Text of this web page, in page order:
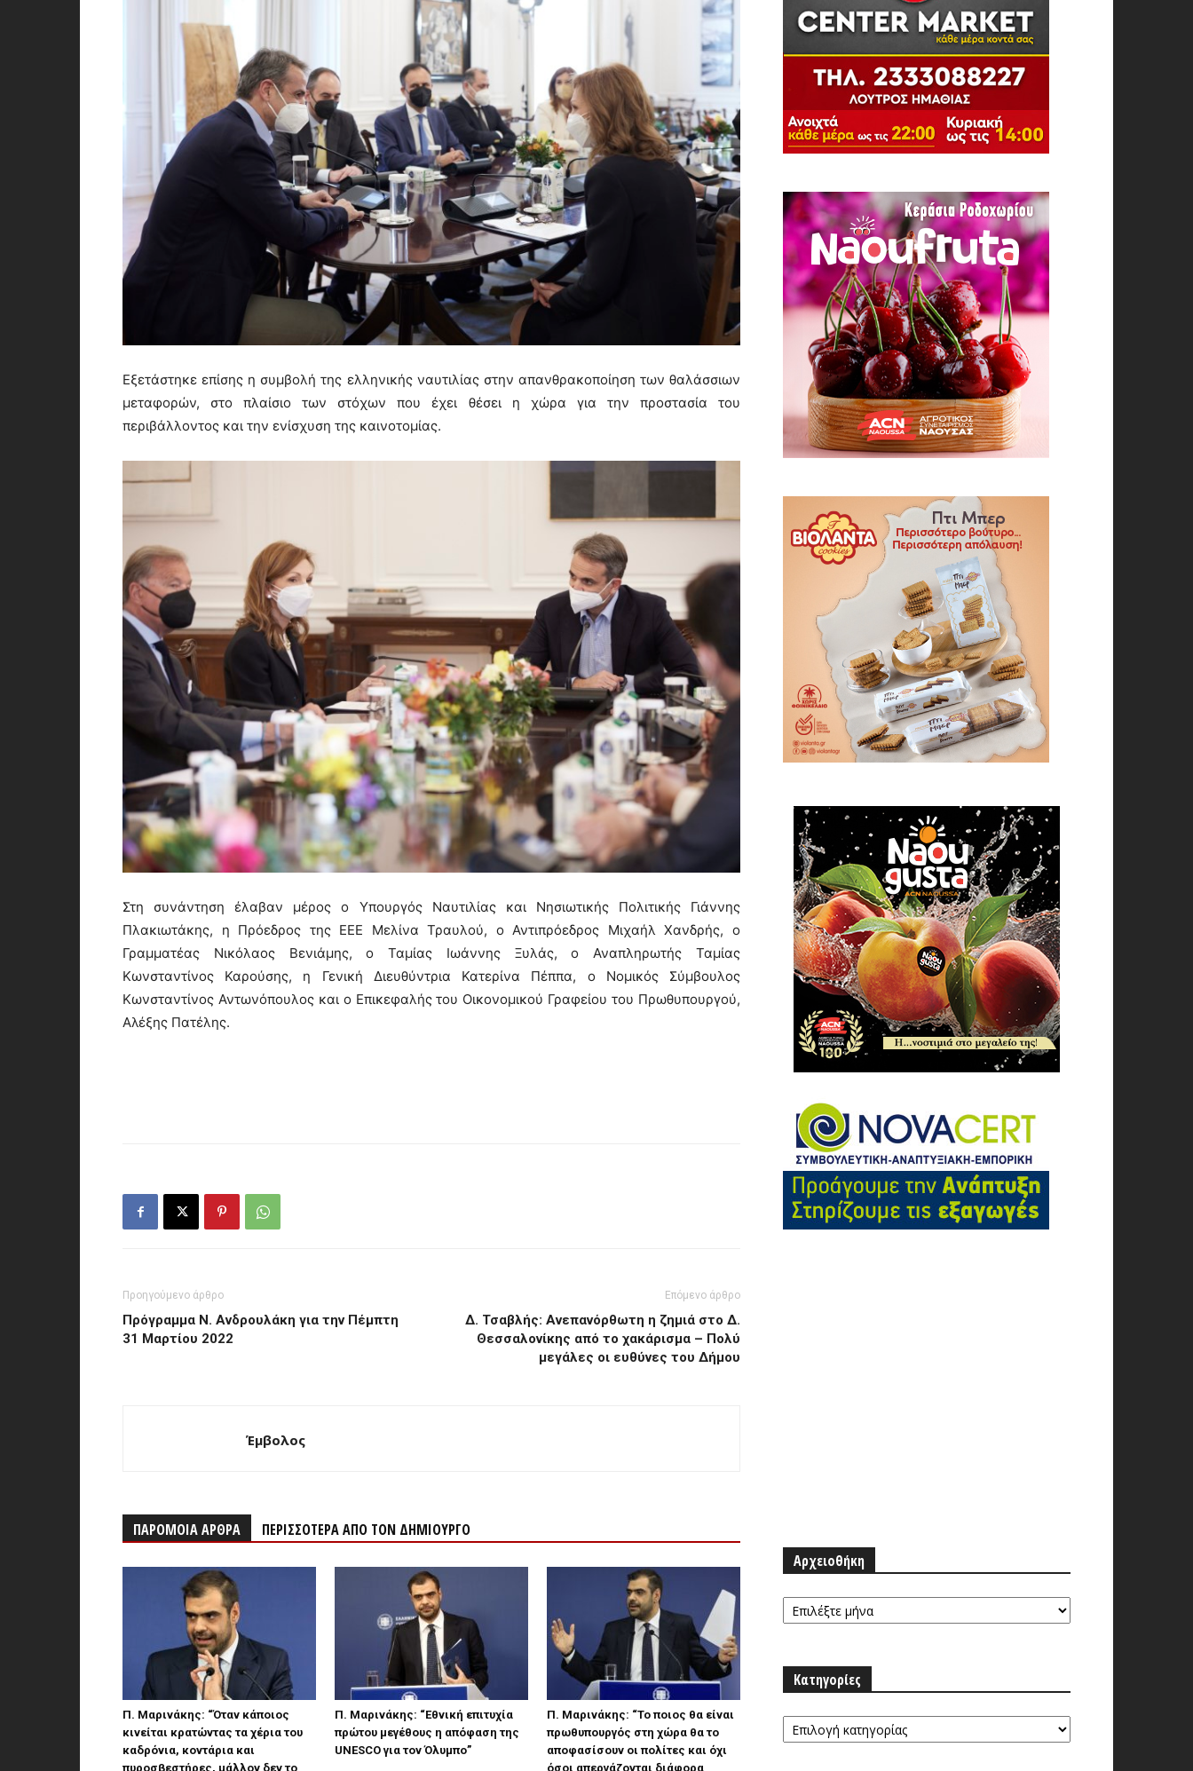
Εξετάστηκε επίσης η συμβολή της ελληνικής ναυτιλίας στην απανθρακοποίηση των θαλάσσιων
μεταφορών, στο πλαίσιο των στόχων που έχει θέσει η χώρα για την προστασία του
περιβάλλοντος και την ενίσχυση της καινοτομίας.
Στη συνάντηση έλαβαν μέρος ο Υπουργός Ναυτιλίας και Νησιωτικής Πολιτικής Γιάννης
Πλακιωτάκης, η Πρόεδρος της ΕΕΕ Μελίνα Τραυλού, ο Αντιπρόεδρος Μιχαήλ Χανδρής, ο
Γραμματέας Νικόλαος Βενιάμης, ο Ταμίας Ιωάννης Ξυλάς, ο Αναπληρωτής Ταμίας
Κωνσταντίνος Καρούσης, η Γενική Διευθύντρια Κατερίνα Πέππα, ο Νομικός Σύμβουλος
Κωνσταντίνος Αντωνόπουλος και ο Επικεφαλής του Οικονομικού Γραφείου του Πρωθυπουργού,
Αλέξης Πατέλης.
Προηγούμενο άρθρο
Πρόγραμμα Ν. Ανδρουλάκη για την Πέμπτη
31 Μαρτίου 2022
Επόμενο άρθρο
Δ. Τσαβλής: Aνεπανόρθωτη η ζημιά στο Δ.
Θεσσαλονίκης από το χακάρισμα – Πολύ
μεγάλες οι ευθύνες του Δήμου
Έμβολος
ΠΑΡΟΜΟΙΑ ΑΡΘΡΑ ΠΕΡΙΣΣΟΤΕΡΑ ΑΠΟ ΤΟΝ ΔΗΜΙΟΥΡΓΟ
Π. Μαρινάκης: “Όταν κάποιος
κινείται κρατώντας τα χέρια του
καδρόνια, κοντάρια και
πυροσβεστήρες, μάλλον δεν το
Π. Μαρινάκης: “Εθνική επιτυχία
πρώτου μεγέθους η απόφαση της
UNESCO για τον Όλυμπο”
Π. Μαρινάκης: “Το ποιος θα είναι
πρωθυπουργός στη χώρα θα το
αποφασίσουν οι πολίτες και όχι
όσοι απεργάζονται διάφορα
Αρχειοθήκη
Αρχειοθήκη
Κατηγορίες
Κατηγορίες